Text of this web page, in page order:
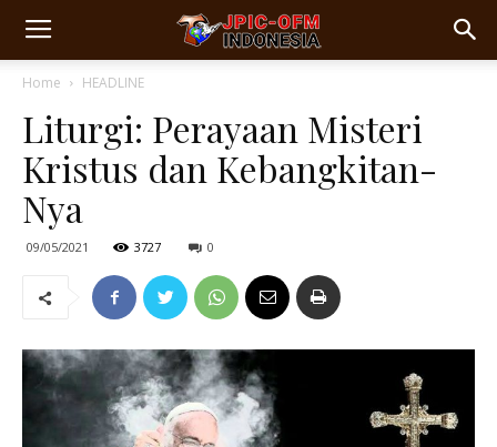
Home HEADLINE
Liturgi: Perayaan Misteri
Kristus dan Kebangkitan-
Nya
09/05/2021 3727 0